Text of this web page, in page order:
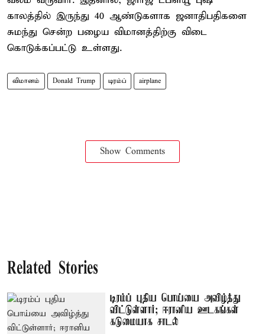
காலத்தில் இருந்து 40 ஆண்டுகளாக ஜனாதிபதிகளை
சுமந்து சென்ற பழைய விமானத்திற்கு விடை
கொடுக்கப்பட்டு உள்ளது.
விமானம் Donald Trump டிரம்ப் airplane
Show Comments
Related Stories
டிரம்ப் புதிய பொய்யை அவிழ்த்து
விட்டுள்ளார்; ஈரானிய ஊடகங்கள்
கடுமையாக சாடல்